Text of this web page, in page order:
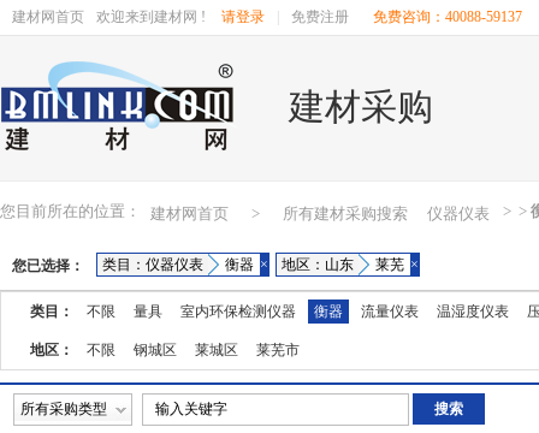
建材网首页 欢迎来到建材网 ! 请登录 免费注册 免费咨询：40088-59137
建材采购
您目前所在的位置： 建材网首页 > 所有建材采购搜索 >
仪器仪表 >
您已选择： 类目：仪器仪表 衡器 × 地区：山东 莱芜 ×
类目： 不限 量具 室内环保检测仪器 衡器 流量仪表 温湿度仪表
地区： 不限 钢城区 莱城区 莱芜市
所有采购类型